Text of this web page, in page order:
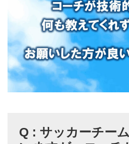
Q : サッカーチー